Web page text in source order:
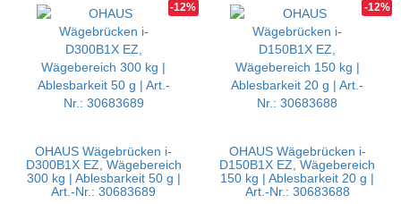
-12%
OHAUS Wägebrücken i-
D300B1X EZ, Wägebereich
300 kg | Ablesbarkeit 50 g |
Art.-Nr.: 30683689
-12%
OHAUS Wägebrücken i-
D150B1X EZ, Wägebereich
150 kg | Ablesbarkeit 20 g |
Art.-Nr.: 30683688